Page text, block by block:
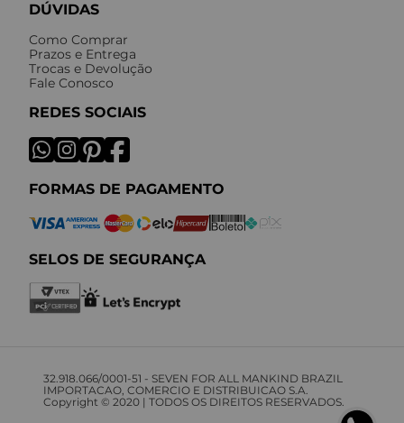
DÚVIDAS
Como Comprar
Prazos e Entrega
Trocas e Devolução
Fale Conosco
REDES SOCIAIS
FORMAS DE PAGAMENTO
SELOS DE SEGURANÇA
32.918.066/0001-51 - SEVEN FOR ALL MANKIND BRAZIL
IMPORTACAO, COMERCIO E DISTRIBUICAO S.A.
Copyright © 2020 | TODOS OS DIREITOS RESERVADOS.